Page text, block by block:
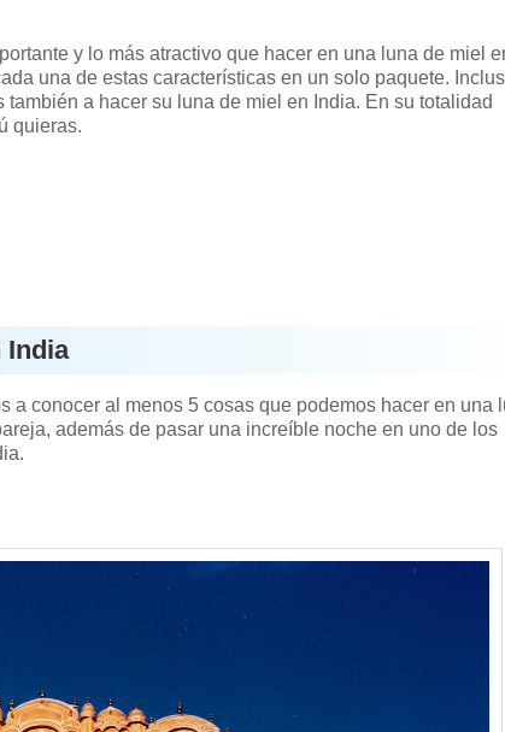
y lo más atractivo que hacer en una luna de miel
una de estas características en un solo paquete.
a hacer su luna de miel en India. En su totalidad
quieras.
India
a conocer al menos 5 cosas que podemos hacer en una
además de pasar una increíble noche en uno de los